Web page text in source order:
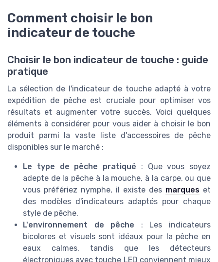
Comment choisir le bon
indicateur de touche
Choisir le bon indicateur de touche : guide
pratique
La sélection de l'indicateur de touche adapté à votre
expédition de pêche est cruciale pour optimiser vos
résultats et augmenter votre succès. Voici quelques
éléments à considérer pour vous aider à choisir le bon
produit parmi la vaste liste d'accessoires de pêche
disponibles sur le marché :
Le type de pêche pratiqué : Que vous soyez
adepte de la pêche à la mouche, à la carpe, ou que
vous préfériez nymphe, il existe des marques et
des modèles d'indicateurs adaptés pour chaque
style de pêche.
L'environnement de pêche : Les indicateurs
bicolores et visuels sont idéaux pour la pêche en
eaux calmes, tandis que les détecteurs
électroniques avec touche LED conviennent mieux